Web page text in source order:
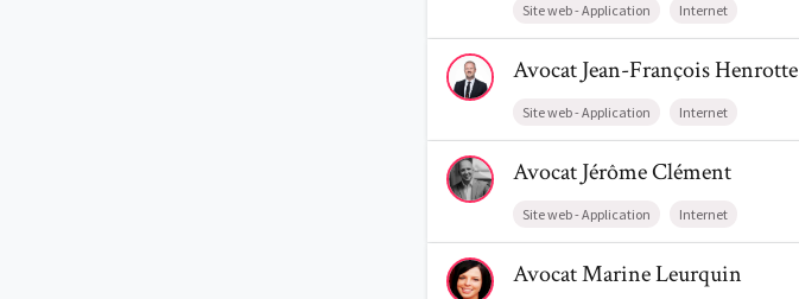
Site web - Application Internet
Voir le profil de AvocatJean-François Henrotte
AvocatJean-FrançoisHenrotte
Site web - Application Internet
Voir le profil de AvocatJérôme Clément
AvocatJérômeClément
Site web - Application Internet
Voir le profil de AvocatMarine Leurquin
AvocatMarineLeurquin